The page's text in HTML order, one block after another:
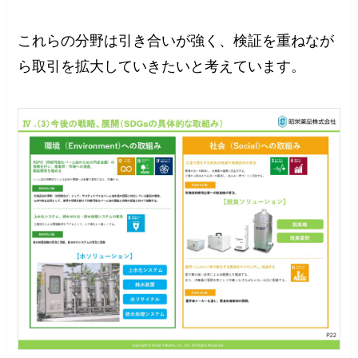
これらの分野は引き合いが強く、検証を重ねなが
ら取引を拡大していきたいと考えています。